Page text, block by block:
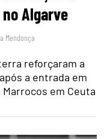
Algarve
Mendonça
reforçaram a
a entrada em
em Ceuta